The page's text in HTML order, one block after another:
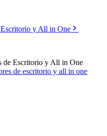
y All in One
de Escritorio y All in One
de escritorio y all in one